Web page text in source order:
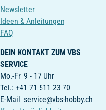
Newsletter
Ideen & Anleitungen
FAQ
DEIN KONTAKT ZUM VBS
SERVICE
Mo.-Fr. 9 - 17 Uhr
Tel.: +41 71 511 23 70
E-Mail: service@vbs-hobby.ch